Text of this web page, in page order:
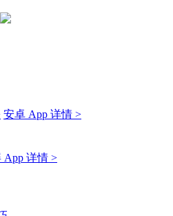
安卓 App 详情 >
App 详情 >